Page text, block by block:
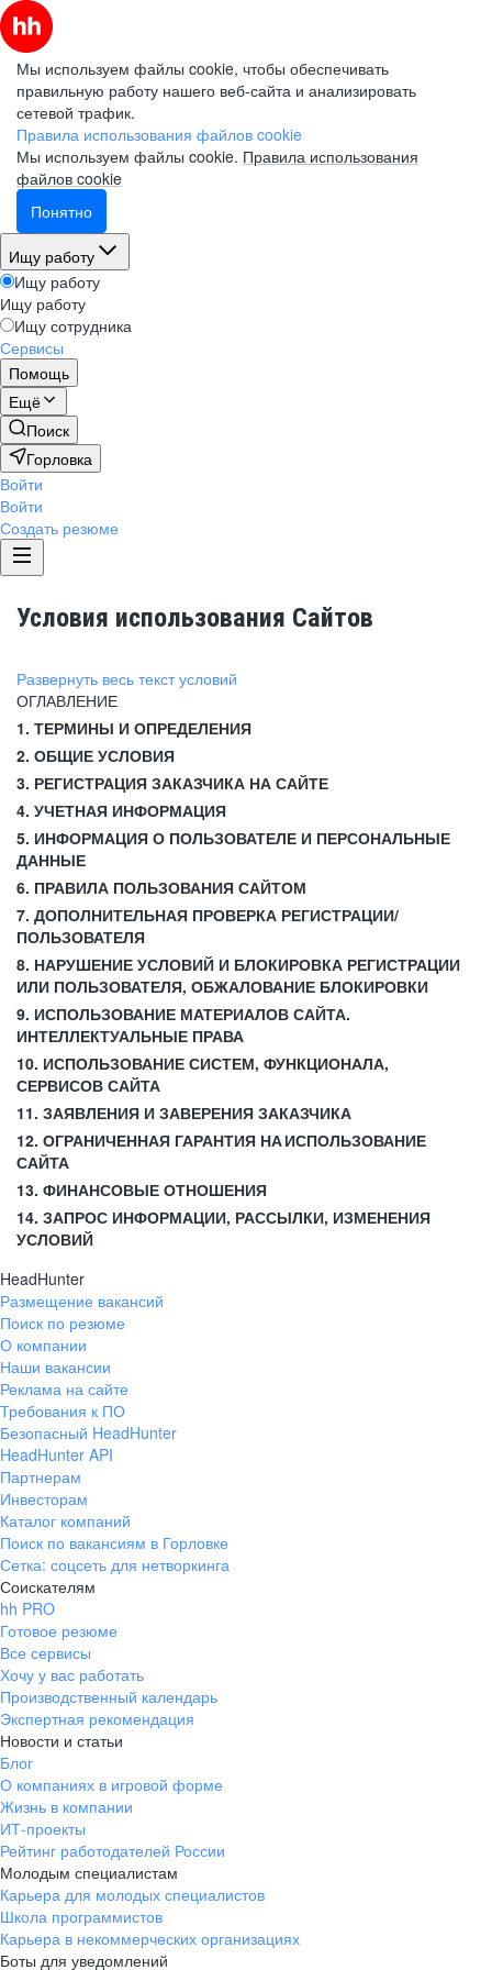
Мы используем файлы cookie, чтобы обеспечивать
правильную работу нашего веб-сайта и анализировать
сетевой трафик.
Правила использования файлов cookie
Мы используем файлы cookie. Правила использования
файлов cookie
Понятно
Ищу работу
Ищу работу
Ищу работу
Ищу сотрудника
Сервисы
Помощь
Ещё
Поиск
Горловка
Войти
Войти
Создать резюме
Условия использования Сайтов
Развернуть весь текст условий
ОГЛАВЛЕНИЕ
1. ТЕРМИНЫ И ОПРЕДЕЛЕНИЯ
2. ОБЩИЕ УСЛОВИЯ
3. РЕГИСТРАЦИЯ ЗАКАЗЧИКА НА САЙТЕ
4. УЧЕТНАЯ ИНФОРМАЦИЯ
5. ИНФОРМАЦИЯ О ПОЛЬЗОВАТЕЛЕ И ПЕРСОНАЛЬНЫЕ
ДАННЫЕ
6. ПРАВИЛА ПОЛЬЗОВАНИЯ САЙТОМ
7. ДОПОЛНИТЕЛЬНАЯ ПРОВЕРКА РЕГИСТРАЦИИ/
ПОЛЬЗОВАТЕЛЯ
8. НАРУШЕНИЕ УСЛОВИЙ И БЛОКИРОВКА РЕГИСТРАЦИИ
ИЛИ ПОЛЬЗОВАТЕЛЯ, ОБЖАЛОВАНИЕ БЛОКИРОВКИ
9. ИСПОЛЬЗОВАНИЕ МАТЕРИАЛОВ САЙТА.
ИНТЕЛЛЕКТУАЛЬНЫЕ ПРАВА
10. ИСПОЛЬЗОВАНИЕ СИСТЕМ, ФУНКЦИОНАЛА,
СЕРВИСОВ САЙТА
11. ЗАЯВЛЕНИЯ И ЗАВЕРЕНИЯ ЗАКАЗЧИКА
12. ОГРАНИЧЕННАЯ ГАРАНТИЯ НА ИСПОЛЬЗОВАНИЕ
САЙТА
13. ФИНАНСОВЫЕ ОТНОШЕНИЯ
14. ЗАПРОС ИНФОРМАЦИИ, РАССЫЛКИ, ИЗМЕНЕНИЯ
УСЛОВИЙ
HeadHunter
Размещение вакансий
Поиск по резюме
О компании
Наши вакансии
Реклама на сайте
Требования к ПО
Безопасный HeadHunter
HeadHunter API
Партнерам
Инвесторам
Каталог компаний
Поиск по вакансиям в Горловке
Сетка: соцсеть для нетворкинга
Соискателям
hh PRO
Готовое резюме
Все сервисы
Хочу у вас работать
Производственный календарь
Экспертная рекомендация
Новости и статьи
Блог
О компаниях в игровой форме
Жизнь в компании
ИТ-проекты
Рейтинг работодателей России
Молодым специалистам
Карьера для молодых специалистов
Школа программистов
Карьера в некоммерческих организациях
Боты для уведомлений